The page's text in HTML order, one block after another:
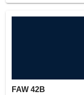
FAW 42B